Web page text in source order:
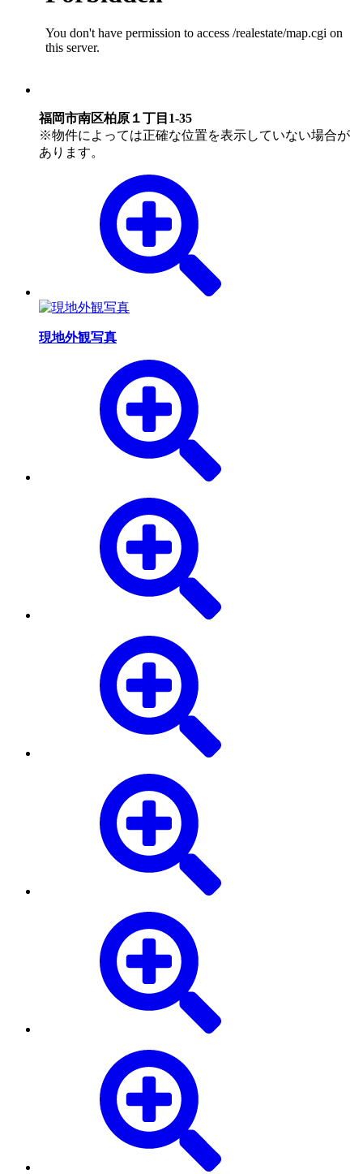
福岡市南区柏原１丁目1-35
※物件によっては正確な位置を表示していない場合が
あります。
現地外観写真